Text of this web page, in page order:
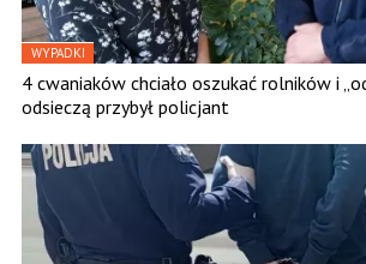
WYPADKI
4 cwaniaków chciało oszukać rolników i
odsieczą przybył policjant